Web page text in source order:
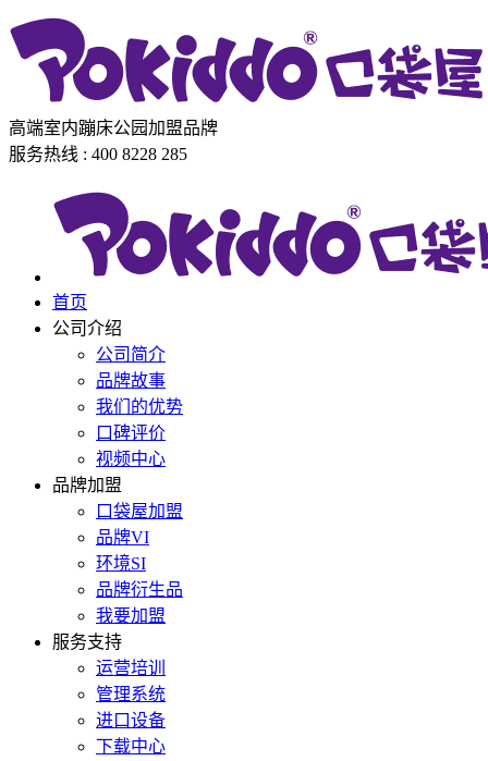
高端室内蹦床公园加盟品牌
服务热线 : 400 8228 285
首页
公司介绍
公司简介
品牌故事
我们的优势
口碑评价
视频中心
品牌加盟
口袋屋加盟
品牌VI
环境SI
品牌衍生品
我要加盟
服务支持
运营培训
管理系统
进口设备
下载中心